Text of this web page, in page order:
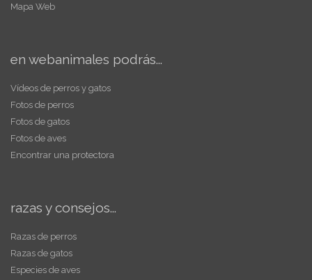
Mapa Web
en webanimales podrás...
Vídeos de perros y gatos
Fotos de perros
Fotos de gatos
Fotos de aves
Encontrar una protectora
razas y consejos...
Razas de perros
Razas de gatos
Especies de aves